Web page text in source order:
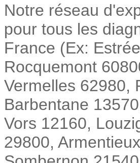
Notre réseau
pour tous les
France (Ex:
Rocquemont
Vermelles 62980,
Barbentane
Vors 12160,
29800,